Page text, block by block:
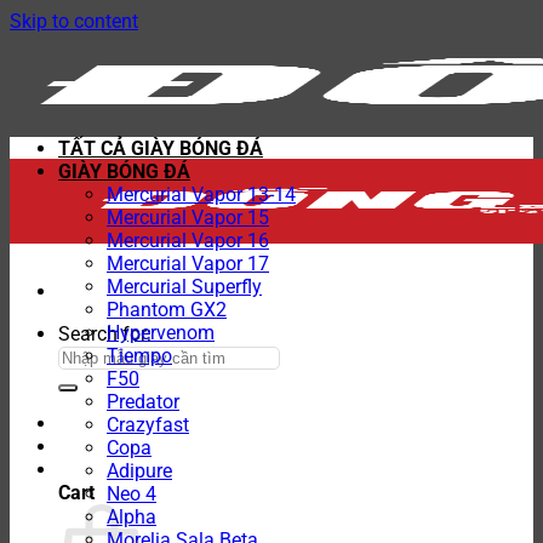
Skip to content
Search for:
Cart
TẤT CẢ GIÀY BÓNG ĐÁ
GIÀY BÓNG ĐÁ
Mercurial Vapor 13-14
Mercurial Vapor 15
Mercurial Vapor 16
Mercurial Vapor 17
Mercurial Superfly
Phantom GX2
Hypervenom
Tiempo
F50
Predator
Crazyfast
Copa
Adipure
Neo 4
Alpha